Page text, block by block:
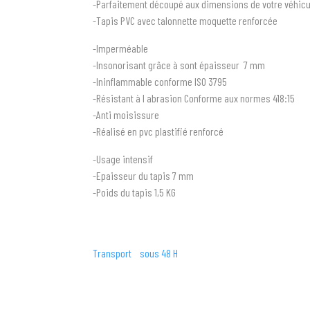
-Parfaitement découpé aux dimensions de votre
-Tapis PVC avec talonnette moquette renforcée
-Imperméable
-Insonorisant grâce à sont épaisseur 7 mm
-Ininflammable conforme ISO 3795
-Résistant à l abrasion Conforme aux normes 418:15
-Anti moisissure
-Réalisé en pvc plastifié renforcé
-Usage intensif
-Epaisseur du tapis 7 mm
-Poids du tapis 1,5 KG
Transport sous 48 H